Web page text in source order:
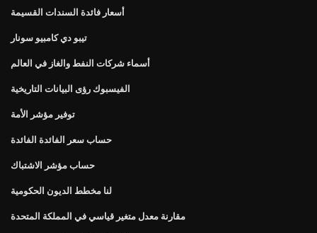
أسعار فائدة السندات القسيمة
تيبو دي كامبيو سونار
أسماء شركات النفط والغاز في العالم
الفيسبوك رؤى البيانات التاريخية
توفير مؤشر الأمة
حساب سعر الفائدة الفائدة
حساب مؤشر الاشتباك
لنا مخطط الديون الحكومية
مقارنة معدل متغير قياسي في المملكة المتحدة